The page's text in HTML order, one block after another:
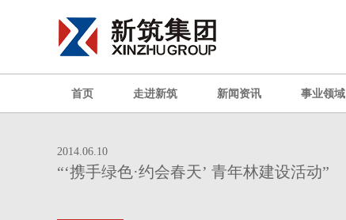
首页 走进新筑 新闻资讯 事业领域
2014.06.10
“‘携手绿色·约会春天’ 青年林建设活动”